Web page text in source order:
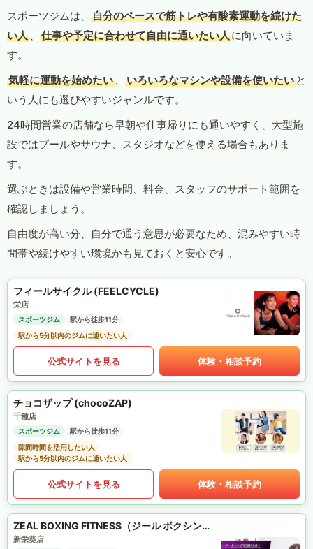
スポーツジムは、
自分のペースで筋トレや有酸素運動を続けた
い人 、 仕事や予定に合わせて自由に通いたい人に向いていま
す。
気軽に運動を始めたい 、 いろいろなマシンや設備を使いたい と
いう人にも選びやすいジャンルです。
24時間営業の店舗なら早朝や仕事帰りにも通いやすく、大型施
設ではプールやサウナ、スタジオなどを使える場合もありま
す。
選ぶときは設備や営業時間、料金、スタッフのサポート範囲を
確認しましょう。
自由度が高い分、自分で通う意思が必要なため、混みやすい時
間帯や続けやすい環境かも見ておくと安心です。
フィールサイクル (FEELCYCLE)
栄店
スポーツジム
駅から徒歩11分
駅から5分以内のジムに通いたい人
公式サイトを見る 体験・相談予約
チョコザップ (chocoZAP)
千種店
スポーツジム
駅から徒歩11分
隙間時間を活用したい人
駅から5分以内のジムに通いたい人
公式サイトを見る 体験・相談予約
ZEAL BOXING FITNESS（ジール ボクシング フィットネス）
新栄葵店